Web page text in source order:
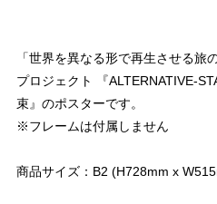
「世界を異なる形で再生させる旅
プロジェクト 『ALTERNATIVE-
束』のポスターです。
※フレームは付属しません
商品サイズ：B2 (H728mm x